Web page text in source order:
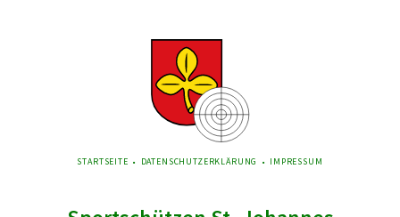
NAVIGATION
STARTSEITE DATENSCHUTZERKLÄRUNG IMPRESSUM